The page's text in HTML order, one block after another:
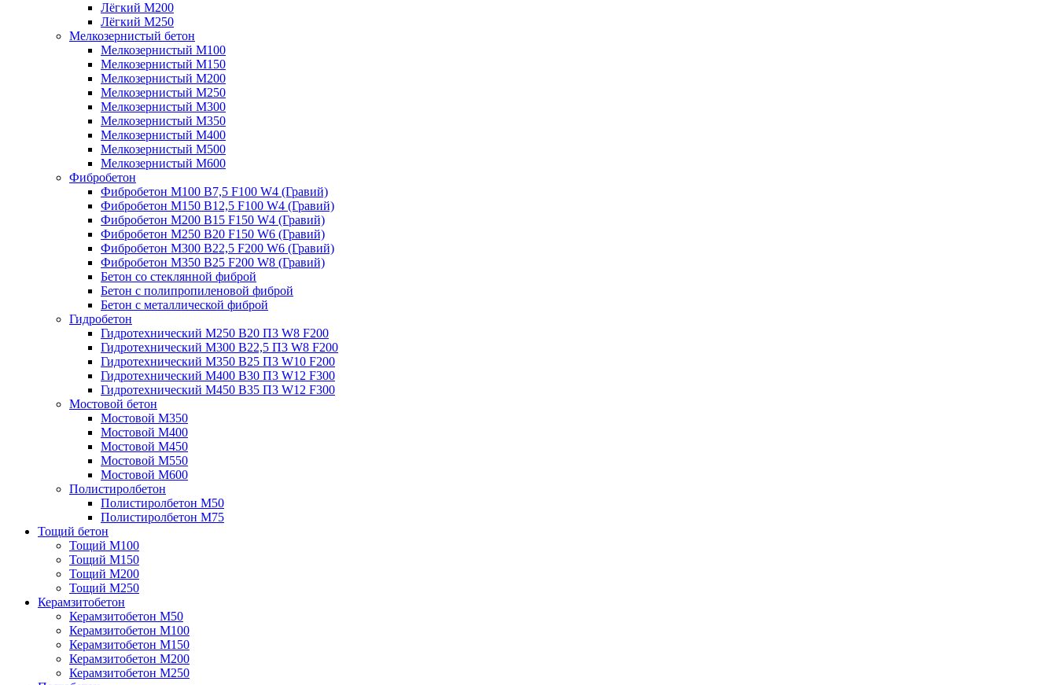
Лёгкий М200
Лёгкий М250
Мелкозернистый бетон
Мелкозернистый М100
Мелкозернистый М150
Мелкозернистый М200
Мелкозернистый М250
Мелкозернистый М300
Мелкозернистый М350
Мелкозернистый М400
Мелкозернистый М500
Мелкозернистый М600
Фибробетон
Фибробетон М100 B7,5 F100 W4 (Гравий)
Фибробетон М150 B12,5 F100 W4 (Гравий)
Фибробетон М200 B15 F150 W4 (Гравий)
Фибробетон М250 B20 F150 W6 (Гравий)
Фибробетон М300 B22,5 F200 W6 (Гравий)
Фибробетон М350 B25 F200 W8 (Гравий)
Бетон со стеклянной фиброй
Бетон с полипропиленовой фиброй
Бетон с металлической фиброй
Гидробетон
Гидротехнический М250 B20 П3 W8 F200
Гидротехнический М300 B22,5 П3 W8 F200
Гидротехнический М350 B25 П3 W10 F200
Гидротехнический М400 B30 П3 W12 F300
Гидротехнический М450 B35 П3 W12 F300
Мостовой бетон
Мостовой М350
Мостовой М400
Мостовой М450
Мостовой М550
Мостовой М600
Полистиролбетон
Полистиролбетон М50
Полистиролбетон М75
Тощий бетон
Тощий М100
Тощий М150
Тощий М200
Тощий М250
Керамзитобетон
Керамзитобетон М50
Керамзитобетон М100
Керамзитобетон М150
Керамзитобетон М200
Керамзитобетон М250